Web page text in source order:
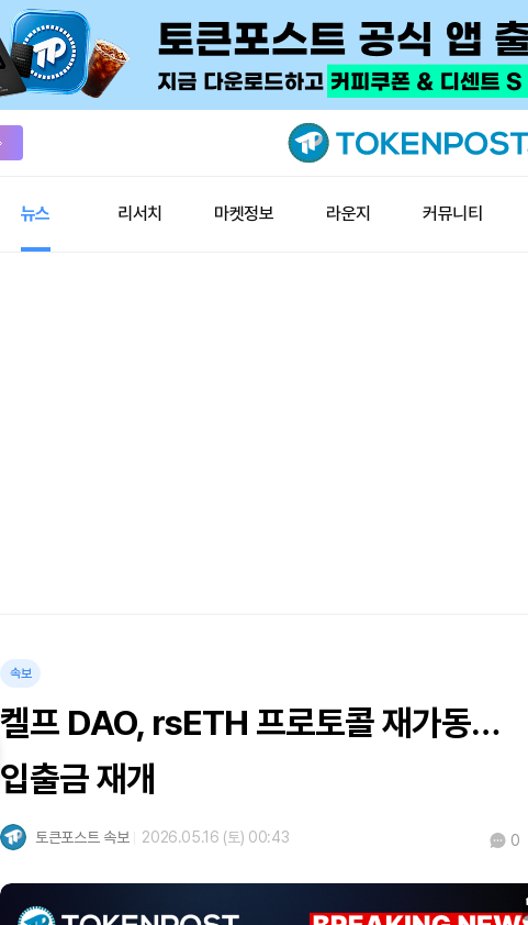
뉴스 리서치 마켓정보 라운지 커뮤니티
속보
켈프 DAO, rsETH 프로토콜 재가동…
입출금 재개
토큰포스트 속보 2026.05.16 (토) 00:43 0